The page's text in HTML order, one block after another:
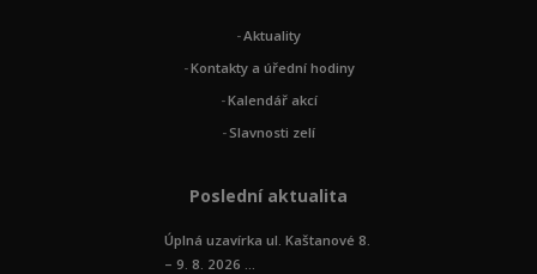
Aktuality
Kontakty a úřední hodiny
Kalendář akcí
Slavnosti zelí
Poslední aktualita
Úplná uzavírka ul. Kaštanové 8.
– 9. 8. 2026 ...